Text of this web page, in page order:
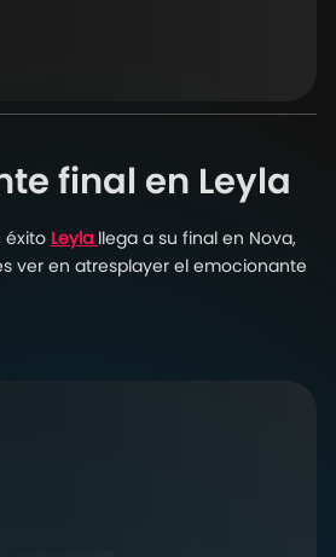
final en Leyla
éxito Leyla llega a su final en Nova,
ver en atresplayer el emocionante